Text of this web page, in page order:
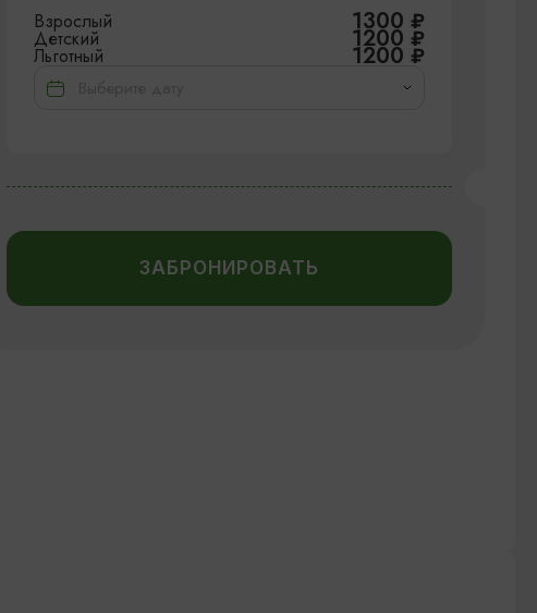
Взрослый 1300 ₽
Детский 1200 ₽
Льготный 1200 ₽
ЗАБРОНИРОВАТЬ